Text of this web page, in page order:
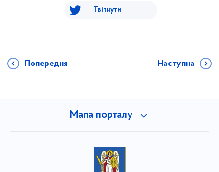
Твітнути
Попередня Наступна
Мапа порталу